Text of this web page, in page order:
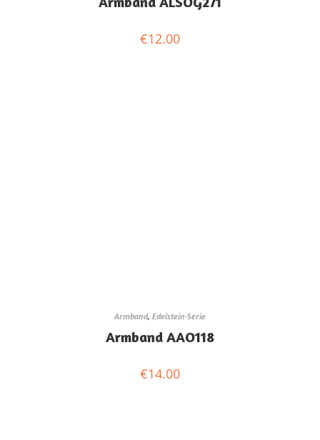
€12.00
Armband, Edelstein-Serie
Armband AAO118
€14.00